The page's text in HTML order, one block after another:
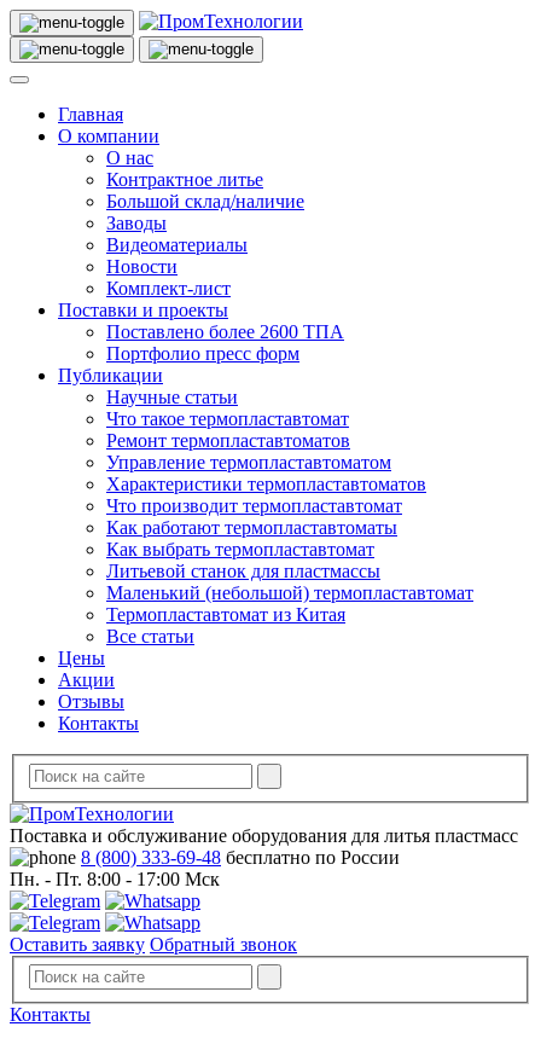
Главная
О компании
О нас
Контрактное литье
Большой склад/наличие
Заводы
Видеоматериалы
Новости
Комплект-лист
Поставки и проекты
Поставлено более 2600 ТПА
Портфолио пресс форм
Публикации
Научные статьи
Что такое термопластавтомат
Ремонт термопластавтоматов
Управление термопластавтоматом
Характеристики термопластавтоматов
Что производит термопластавтомат
Как работают термопластавтоматы
Как выбрать термопластавтомат
Литьевой станок для пластмассы
Маленький (небольшой) термопластавтомат
Термопластавтомат из Китая
Все статьи
Цены
Акции
Отзывы
Контакты
Поставка и обслуживание оборудования для литья пластмасс
8 (800) 333-69-48 бесплатно по России
Пн. - Пт. 8:00 - 17:00 Мск
Оставить заявку Обратный звонок
Контакты